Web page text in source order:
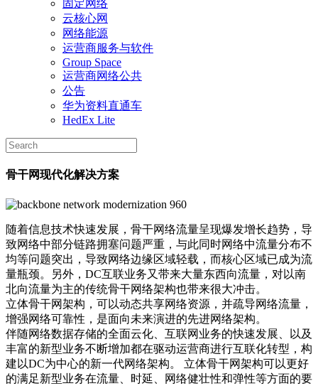
固定网络
云核心网
网络能源
运营商服务与软件
Group Space
运营商网络公共
公告
华为资料直通车
HedEx Lite
骨干网现代化解决方案
随着信息技术快速发展，骨干网络流量呈现爆发增长趋势，导
致网络中部分链路拥塞问题严重，与此同时网络中流量分布不
均等问题突出，导致网络边缘区域轻载，而核心区域已成为流
量瓶颈。另外，DC互联业务又带来大量东西向流量，对以南
北向流量为主的传统骨干网络架构也带来很大冲击。
立体骨干网架构，可以动态共享网络资源，并疏导网络流量，
增强网络可靠性，是面向未来演进的先进网络架构。
伴随网络数据存储的全面云化、互联网业务的快速发展、以及
丰富的新型业务不断增加都在驱动运营商进行互联化转型，构
建以DC为中心的新一代网络架构。 立体骨干网架构可以更好
的满足新型业务在流量、时延、网络健壮性和弹性等方面的要